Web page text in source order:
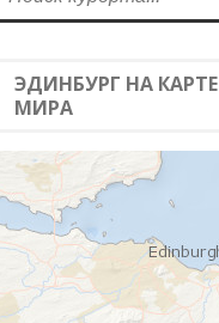
ЭДИНБУРГ НА КАРТЕ
МИРА